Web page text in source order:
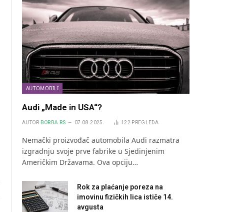
AUTOMOBILI
Audi „Made in USA“?
AUTOR BORBA.RS 07.08.2025. 122 PREGLEDA
Nemački proizvođač automobila Audi razmatra
izgradnju svoje prve fabrike u Sjedinjenim
Američkim Državama. Ova opciju…
Rok za plaćanje poreza na
imovinu fizičkih lica ističe 14.
avgusta